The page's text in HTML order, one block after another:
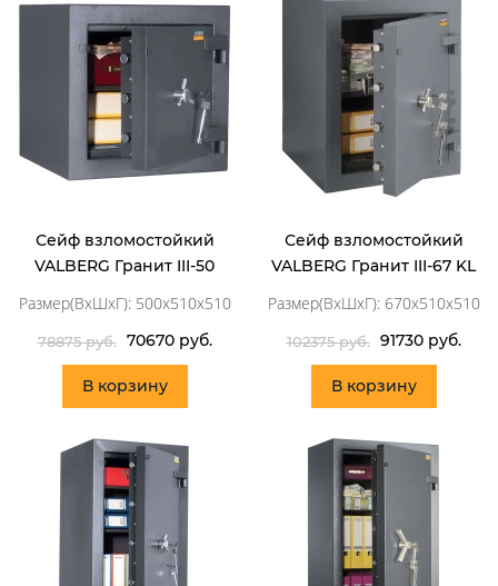
Сейф взломостойкий
VALBERG Гранит III-50
Размер(ВхШхГ): 500x510x510
78875 руб. 70670 руб.
В корзину
Сейф взломостойкий
VALBERG Гранит III-67 KL
Размер(ВхШхГ): 670x510x510
102375 руб. 91730 руб.
В корзину